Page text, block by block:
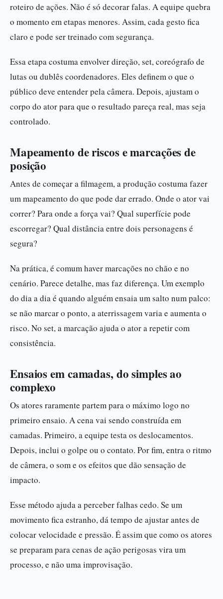
roteiro de ações. Não é só decorar falas. A equipe quebra
o momento em etapas menores. Assim, cada gesto fica
claro e pode ser treinado com segurança.
Essa etapa costuma envolver direção, set, coreógrafo de
lutas ou dublês coordenadores. Eles definem o que o
público deve entender pela câmera. Depois, ajustam o
corpo do ator para que o resultado pareça real, mas seja
controlado.
Mapeamento de riscos e marcações de
posição
Antes de começar a filmagem, a produção costuma fazer
um mapeamento do que pode dar errado. Onde o ator vai
correr? Para onde a força vai? Qual superfície pode
escorregar? Qual distância entre dois personagens é
segura?
Na prática, é comum haver marcações no chão e no
cenário. Parece detalhe, mas faz diferença. Um exemplo
do dia a dia é quando alguém ensaia um salto num palco:
se não marcar o ponto, a aterrissagem varia e aumenta o
risco. No set, a marcação ajuda o ator a repetir com
consistência.
Ensaios em camadas, do simples ao
complexo
Os atores raramente partem para o máximo logo no
primeiro ensaio. A cena vai sendo construída em
camadas. Primeiro, a equipe testa os deslocamentos.
Depois, inclui o golpe ou o contato. Por fim, entra o ritmo
de câmera, o som e os efeitos que dão sensação de
impacto.
Esse método ajuda a perceber falhas cedo. Se um
movimento fica estranho, dá tempo de ajustar antes de
colocar velocidade e pressão. É assim que como os atores
se preparam para cenas de ação perigosas vira um
processo, e não uma improvisação.